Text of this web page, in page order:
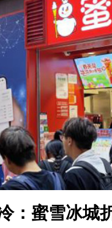
：蜜雪冰城